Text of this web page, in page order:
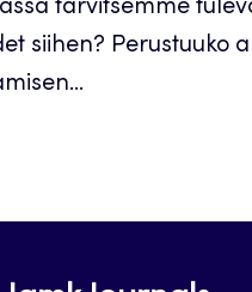
tarvitsemme
siihen? Perustuuko